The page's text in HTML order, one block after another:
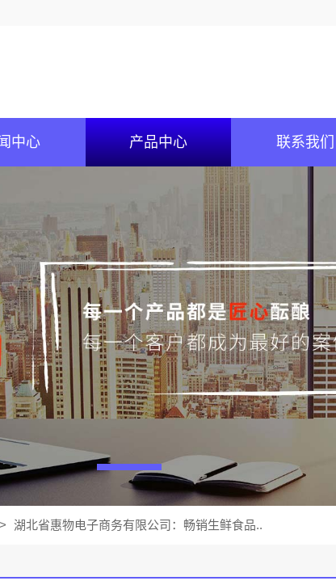
中心 产品中心 联系我们
> 湖北省惠物电子商务有限公司：畅销生鲜食品..